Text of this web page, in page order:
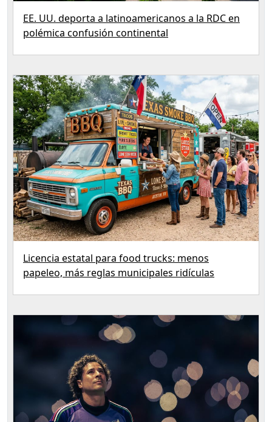
EE. UU. deporta a latinoamericanos a la RDC en
polémica confusión continental
Licencia estatal para food trucks: menos
papeleo, más reglas municipales ridículas